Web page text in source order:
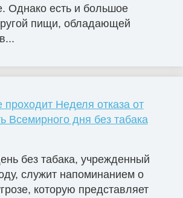
Однако есть и большое
пищи, обладающей
Неделя отказа от
Всемирного дня без табака
без табака, учрежденный
служит напоминанием о
которую представляет